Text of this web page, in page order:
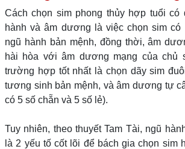
Cách chọn sim phong thủy hợp tuổi có
hành và âm dương là việc chọn sim
ngũ hành bản mệnh, đồng thời, âm
hài hòa với âm dương mạng của chủ
trường hợp tốt nhất là chọn dãy sim
tương sinh bản mệnh, và âm dương tự
có 5 số chẵn và 5 số lẻ).
Tuy nhiên, theo thuyết Tam Tài, ngũ
là 2 yếu tố cốt lõi để bách gia chọn sim